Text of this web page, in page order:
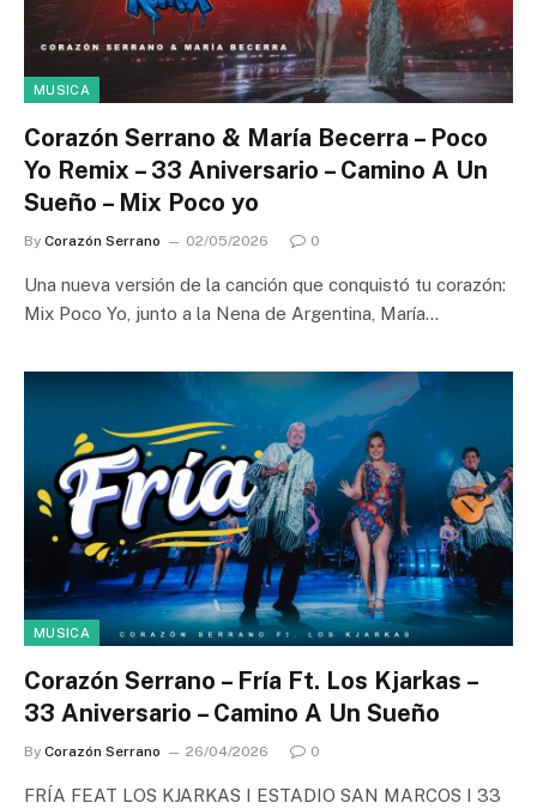
MUSICA
Corazón Serrano & María Becerra – Poco
Yo Remix – 33 Aniversario – Camino A Un
Sueño – Mix Poco yo
By Corazón Serrano 02/05/2026 0
Una nueva versión de la canción que conquistó tu corazón:
Mix Poco Yo, junto a la Nena de Argentina, María…
MUSICA
Corazón Serrano – Fría Ft. Los Kjarkas –
33 Aniversario – Camino A Un Sueño
By Corazón Serrano 26/04/2026 0
FRÍA FEAT LOS KJARKAS I ESTADIO SAN MARCOS I 33